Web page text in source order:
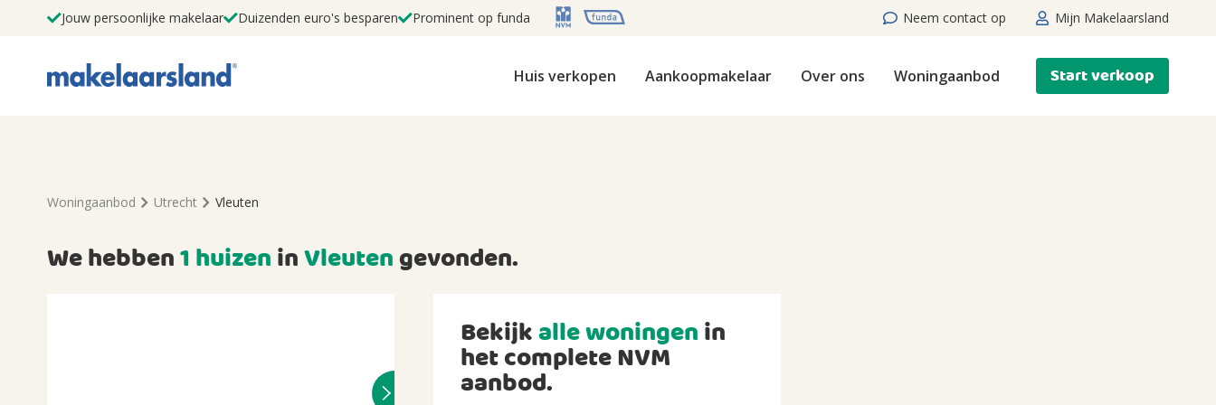
Jouw persoonlijke makelaar Duizenden euro's besparen Prominent op funda Neem contact op Mijn Makelaarsland
Huis verkopen Aankoopmakelaar Over ons Woningaanbod Start verkoop
Woningaanbod Utrecht Vleuten
We hebben1 huizeninVleutengevonden.
Bekijkalle woningenin
het complete NVM
aanbod.